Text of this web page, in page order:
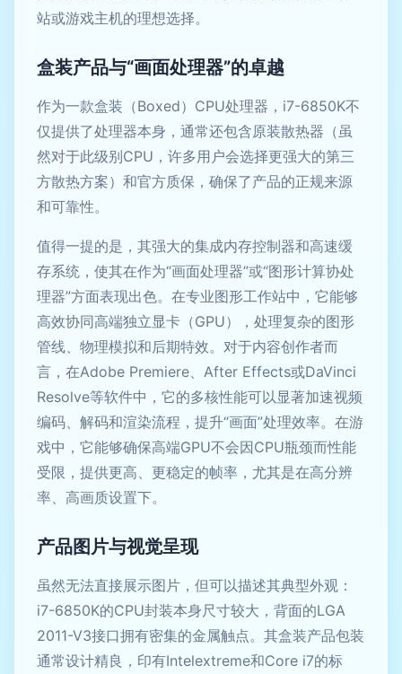
站或游戏主机的理想选择。
盒装产品与“画面处理器”的卓越
作为一款盒装（Boxed）CPU处理器，i7-6850K不
仅提供了处理器本身，通常还包含原装散热器（虽
然对于此级别CPU，许多用户会选择更强大的第三
方散热方案）和官方质保，确保了产品的正规来源
和可靠性。
值得一提的是，其强大的集成内存控制器和高速缓
存系统，使其在作为“画面处理器”或“图形计算协处
理器”方面表现出色。在专业图形工作站中，它能够
高效协同高端独立显卡（GPU），处理复杂的图形
管线、物理模拟和后期特效。对于内容创作者而
言，在Adobe Premiere、After Effects或DaVinci
Resolve等软件中，它的多核性能可以显著加速视频
编码、解码和渲染流程，提升“画面”处理效率。在游
戏中，它能够确保高端GPU不会因CPU瓶颈而性能
受限，提供更高、更稳定的帧率，尤其是在高分辨
率、高画质设置下。
产品图片与视觉呈现
虽然无法直接展示图片，但可以描述其典型外观：
i7-6850K的CPU封装本身尺寸较大，背面的LGA
2011-V3接口拥有密集的金属触点。其盒装产品包装
通常设计精良，印有Intelextreme和Core i7的标